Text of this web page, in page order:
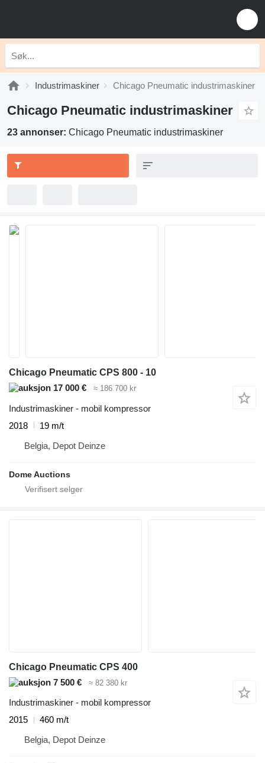
Industrimaskiner Chicago Pneumatic industrimaskiner
Chicago Pneumatic industrimaskiner
23 annonser: Chicago Pneumatic industrimaskiner
Chicago Pneumatic CPS 800 - 10
17 000 €
≈ 186 700 kr
Industrimaskiner - mobil kompressor
2018
19 m/t
Belgia, Depot Deinze
Dome Auctions
Chicago Pneumatic CPS 400
7 500 €
≈ 82 380 kr
Industrimaskiner - mobil kompressor
2015
460 m/t
Belgia, Depot Deinze